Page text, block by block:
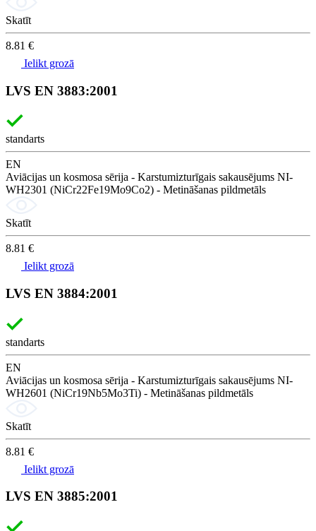
Skatīt
8.81 €
Ielikt grozā
LVS EN 3883:2001
standarts
EN
Aviācijas un kosmosa sērija - Karstumizturīgais sakausējums NI-
WH2301 (NiCr22Fe19Mo9Co2) - Metināšanas pildmetāls
Skatīt
8.81 €
Ielikt grozā
LVS EN 3884:2001
standarts
EN
Aviācijas un kosmosa sērija - Karstumizturīgais sakausējums NI-
WH2601 (NiCr19Nb5Mo3Ti) - Metināšanas pildmetāls
Skatīt
8.81 €
Ielikt grozā
LVS EN 3885:2001